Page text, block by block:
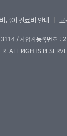
비급여 진료비 안내 고
3114 / 사업자등록번호
ALL RIGHTS